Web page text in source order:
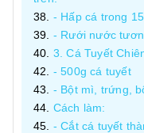
- Hấp cá trong
- Rưới nước
3. Cá Tuyết
- 500g cá tuyết
- Bột mì, trứng,
Cách làm:
- Cắt cá tuyết